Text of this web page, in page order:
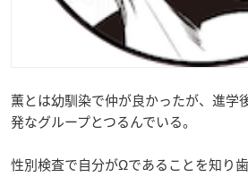
薫とは幼馴染で仲が良かったが、進学
発なグループとつるんでいる。
性別検査で自分がΩであることを知り歯